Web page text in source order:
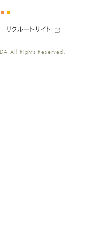
ー
ツ
ツ
ツ
リクルートサイト
All Rights Reserved.